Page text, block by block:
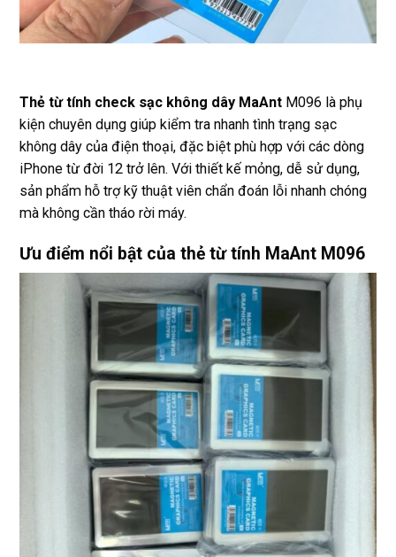
Thẻ từ tính check sạc không dây MaAnt M096 là phụ
kiện chuyên dụng giúp kiểm tra nhanh tình trạng sạc
không dây của điện thoại, đặc biệt phù hợp với các dòng
iPhone từ đời 12 trở lên. Với thiết kế mỏng, dễ sử dụng,
sản phẩm hỗ trợ kỹ thuật viên chẩn đoán lỗi nhanh chóng
mà không cần tháo rời máy.
Ưu điểm nổi bật của thẻ từ tính MaAnt M096